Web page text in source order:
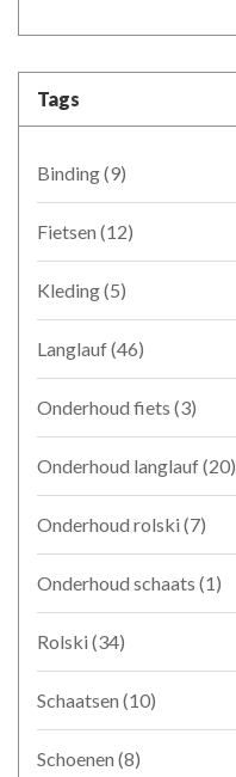
Tags
Binding(9)
Fietsen (12)
Kleding(5)
Langlauf(46)
Onderhoud fiets (3)
Onderhoud langlauf(20)
Onderhoud rolski (7)
Onderhoud schaats (1)
Rolski (34)
Schaatsen (10)
Schoenen (8)